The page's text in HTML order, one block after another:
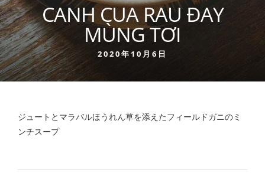
CANH CUA RAU ĐAY
MÙNG TƠI
2020年10月6日
ジュートとマラバルほうれん草を添えたフィールドガニのミ
ンチスープ